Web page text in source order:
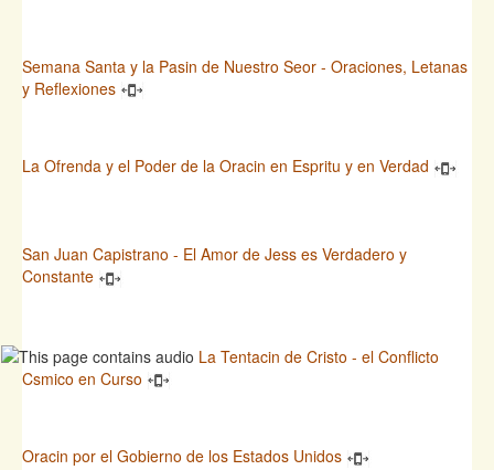
Semana Santa y la Pasin de Nuestro Seor - Oraciones, Letanas
y Reflexiones
La Ofrenda y el Poder de la Oracin en Espritu y en Verdad
San Juan Capistrano - El Amor de Jess es Verdadero y
Constante
La Tentacin de Cristo - el Conflicto
Csmico en Curso
Oracin por el Gobierno de los Estados Unidos